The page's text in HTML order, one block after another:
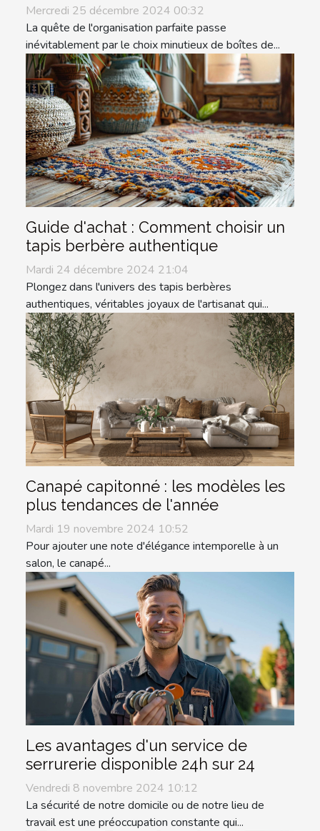
Mercredi 25 décembre 2024 00:32
La quête de l'organisation parfaite passe
inévitablement par le choix minutieux de boîtes de...
Guide d'achat : Comment choisir un
tapis berbère authentique
Mardi 24 décembre 2024 21:04
Plongez dans l'univers des tapis berbères
authentiques, véritables joyaux de l'artisanat qui...
Canapé capitonné : les modèles les
plus tendances de l'année
Mardi 19 novembre 2024 10:52
Pour ajouter une note d'élégance intemporelle à un
salon, le canapé...
Les avantages d'un service de
serrurerie disponible 24h sur 24
Vendredi 8 novembre 2024 10:12
La sécurité de notre domicile ou de notre lieu de
travail est une préoccupation constante qui...